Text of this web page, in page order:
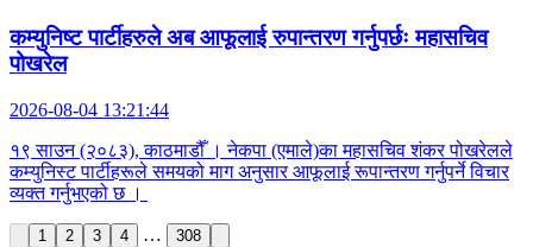
कम्युनिष्ट पार्टीहरुले अब आफूलाई रुपान्तरण गर्नुपर्छः महासचिव
पोखरेल
2026-08-04 13:21:44
१९ साउन (२०८३), काठमाडौँ । नेकपा (एमाले)का महासचिव शंकर पोखरेलले
कम्युनिस्ट पार्टीहरूले समयको माग अनुसार आफूलाई रूपान्तरण गर्नुपर्ने विचार
व्यक्त गर्नुभएको छ ।
1 2 3 4 … 308